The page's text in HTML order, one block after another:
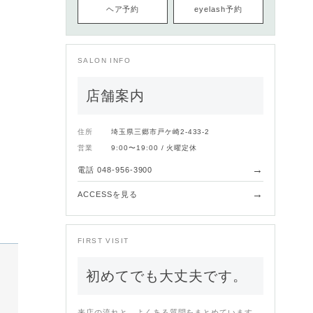
ヘア予約 eyelash予約
SALON INFO
店舗案内
住所 埼玉県三郷市戸ケ崎2-433-2
営業 9:00〜19:00 / 火曜定休
電話 048-956-3900 →
ACCESSを見る →
FIRST VISIT
初めてでも大丈夫です。